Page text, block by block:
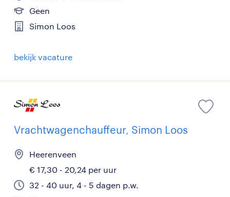
Geen
Simon Loos
bekijk vacature
Vrachtwagenchauffeur, Simon Loos
Heerenveen
€ 17,30 - 20,24 per uur
32 - 40 uur, 4 - 5 dagen p.w.